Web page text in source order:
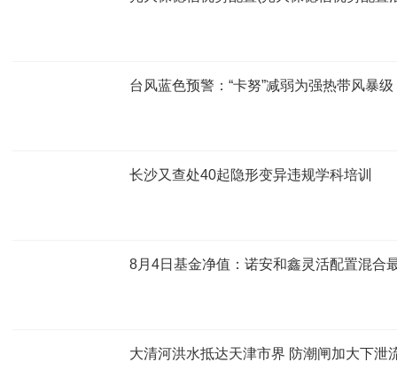
台风蓝色预警：“卡努”减弱为强热带风暴
长沙又查处40起隐形变异违规学科培训
8月4日基金净值：诺安和鑫灵活配置混合
大清河洪水抵达天津市界 防潮闸加大下泄